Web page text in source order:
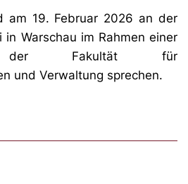
am 19. Februar 2026 an der
Warschau im Rahmen einer
der Fakultät für
und Verwaltung sprechen.